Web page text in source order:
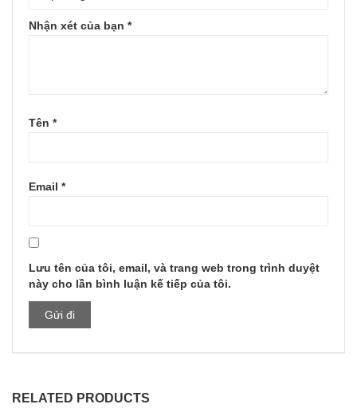
Nhận xét của bạn *
Tên *
Email *
Lưu tên của tôi, email, và trang web trong trình duyệt
này cho lần bình luận kế tiếp của tôi.
RELATED PRODUCTS